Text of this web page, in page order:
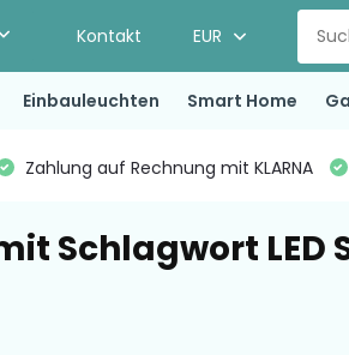
Kontakt EUR
Einbauleuchten Smart Home
Zahlung auf Rechnung mit KLARNA
Schlagwort LED